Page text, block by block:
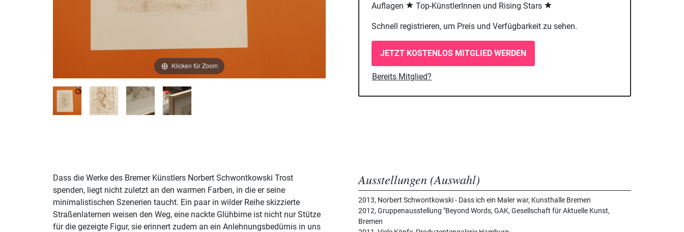
Klicken für Zoom
Auflagen
Top-KünstlerInnen und Rising Stars
Schnell registrieren, um Preis und Verfügbarkeit zu sehen.
JETZT KOSTENLOS MITGLIED WERDEN
Bereits Mitglied?
Dass die Werke des Bremer Künstlers Norbert Schwontkowski Trost
spenden, liegt nicht zuletzt an den warmen Farben, in die er seine
minimalistischen Szenerien taucht. Ein paar in wilder Reihe skizzierte
Straßenlaternen weisen den Weg, eine nackte Glühbirne ist nicht nur Stütze
für die gezeigte Figur, sie erinnert zudem an ein Anlehnungsbedürnis in uns
Ausstellungen (Auswahl)
2013, Norbert Schwontkowski - Dass ich ein Maler war, Kunsthalle Bremen
2012, Gruppenausstellung "Beyond Words, GAK, Gesellschaft für Aktuelle Kunst,
Bremen